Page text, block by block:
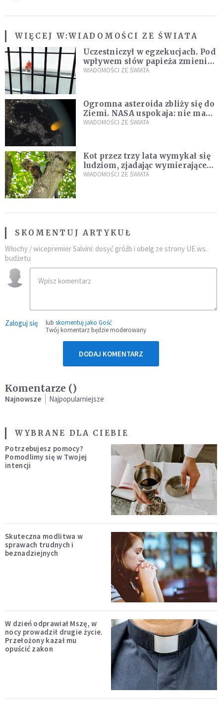
WIĘCEJ W:WIADOMOŚCI ZE ŚWIATA
Uczestniczył w egzekucjach. Pod
wpływem słów papieża zmienił
zdanie
WIADOMOŚCI ZE ŚWIATA
Ogromna asteroida zbliży się do
Ziemi. NASA uspokaja: nie ma
zagrożenia
WIADOMOŚCI ZE ŚWIATA
Kot przez trzy lata wymykał się
ludziom, zjadając wymierające
kaczki. W końcu popełnił
WIADOMOŚCI ZE ŚWIATA
SKOMENTUJ ARTYKUŁ
Włochy / wicepremier Salvini: dosyć gróźb i obelg ze strony UE ws.
budżetu
Zaloguj się lub skomentuj jako Gość
Twój komentarz będzie moderowany
DODAJ KOMENTARZ
Komentarze ()
Najnowsze Najpopularniejsze
WYBRANE DLA CIEBIE
Potrzebujesz pomocy?
Pomodlimy się w Twojej
intencji
Skuteczna modlitwa w
sprawach trudnych i
beznadziejnych
W dzień odprawiał Mszę, w
nocy prowadził drugie życie.
Przełożony kazał mu
opuścić zakon